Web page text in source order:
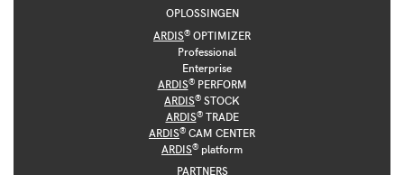
OPLOSSINGEN
ARDIS® OPTIMIZER
Professional
Enterprise
ARDIS®PERFORM
ARDIS® STOCK
ARDIS®TRADE
ARDIS® CAM CENTER
ARDIS® platform
PARTNERS